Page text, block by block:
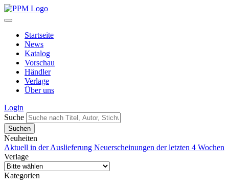
Startseite
News
Katalog
Vorschau
Händler
Verlage
Über uns
Login
Suche
Neuheiten
Aktuell in der Auslieferung Neuerscheinungen der letzten 4 Wochen
Verlage
Kategorien